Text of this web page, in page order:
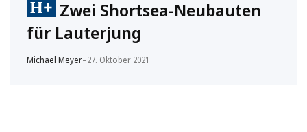
Zwei Shortsea-Neubauten
für Lauterjung
Michael Meyer–27. Oktober 2021